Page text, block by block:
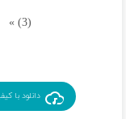
(3) » ♬
دانلود با